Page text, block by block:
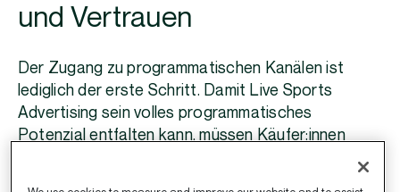
und Vertrauen
Der Zugang zu programmatischen Kanälen ist
lediglich der erste Schritt. Damit Live Sports
Advertising sein volles programmatisches
Potenzial entfalten kann, müssen Käufer:innen